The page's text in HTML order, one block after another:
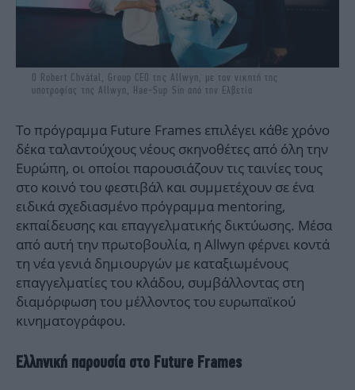
Ο Robert Chvátal, Group CEO της Allwyn, με τον νικητή της
υποτροφίας της Allwyn, Hae-Sup Sin από την Ελβετία
Το πρόγραμμα Future Frames επιλέγει κάθε χρόνο
δέκα ταλαντούχους νέους σκηνοθέτες από όλη την
Ευρώπη, οι οποίοι παρουσιάζουν τις ταινίες τους
στο κοινό του φεστιβάλ και συμμετέχουν σε ένα
ειδικά σχεδιασμένο πρόγραμμα mentoring,
εκπαίδευσης και επαγγελματικής δικτύωσης. Μέσα
από αυτή την πρωτοβουλία, η Allwyn φέρνει κοντά
τη νέα γενιά δημιουργών με καταξιωμένους
επαγγελματίες του κλάδου, συμβάλλοντας στη
διαμόρφωση του μέλλοντος του ευρωπαϊκού
κινηματογράφου.
Ελληνική παρουσία στο Future Frames